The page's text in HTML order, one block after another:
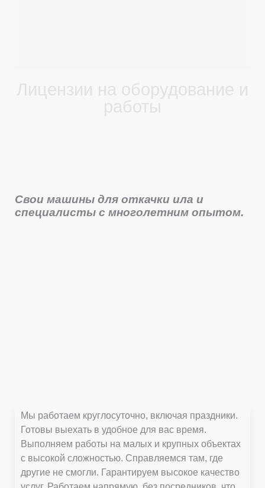
Лицензии на оборудование и
работы
Свои машины для откачки ила и
специалисты с многолетним опытом.
Мы работаем круглосуточно, включая праздники.
Готовы выехать в удобное для вас время.
Выполняем работы на малых и крупных объектах
с высокой сложностью. Справляемся там, где
другие не смогли. Гарантируем высокое качество